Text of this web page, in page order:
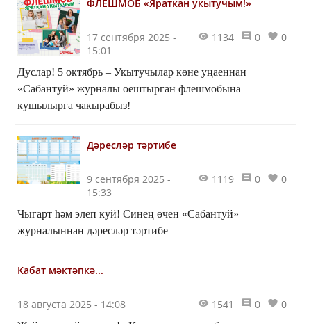
ФЛЕШМОБ «Яраткан укытучым!»
17 сентября 2025 -
15:01
1134 0 0
Дуслар! 5 октябрь – Укытучылар көне уңаеннан
«Сабантуй» журналы оештырган флешмобына
кушылырга чакырабыз!
Дәресләр тәртибе
9 сентября 2025 -
15:33
1119 0 0
Чыгарт һәм элеп куй! Синең өчен «Сабантуй»
журналыннан дәресләр тәртибе
Кабат мәктәпкә...
18 августа 2025 - 14:08 1541 0 0